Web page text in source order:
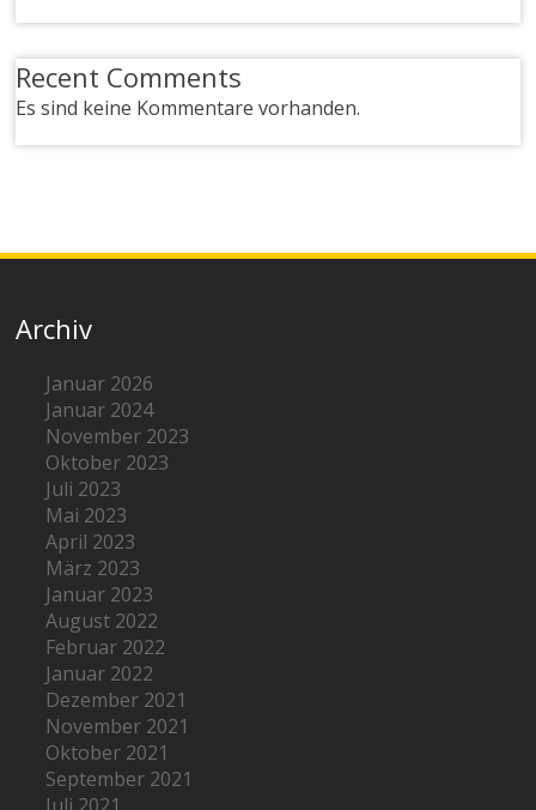
Recent Comments
Es sind keine Kommentare vorhanden.
Archiv
Januar 2026
Januar 2024
November 2023
Oktober 2023
Juli 2023
Mai 2023
April 2023
März 2023
Januar 2023
August 2022
Februar 2022
Januar 2022
Dezember 2021
November 2021
Oktober 2021
September 2021
Juli 2021